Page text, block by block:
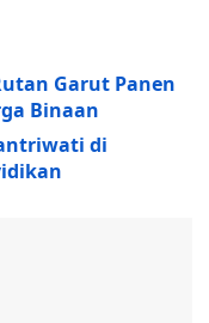
Garut Panen
Binaan
di